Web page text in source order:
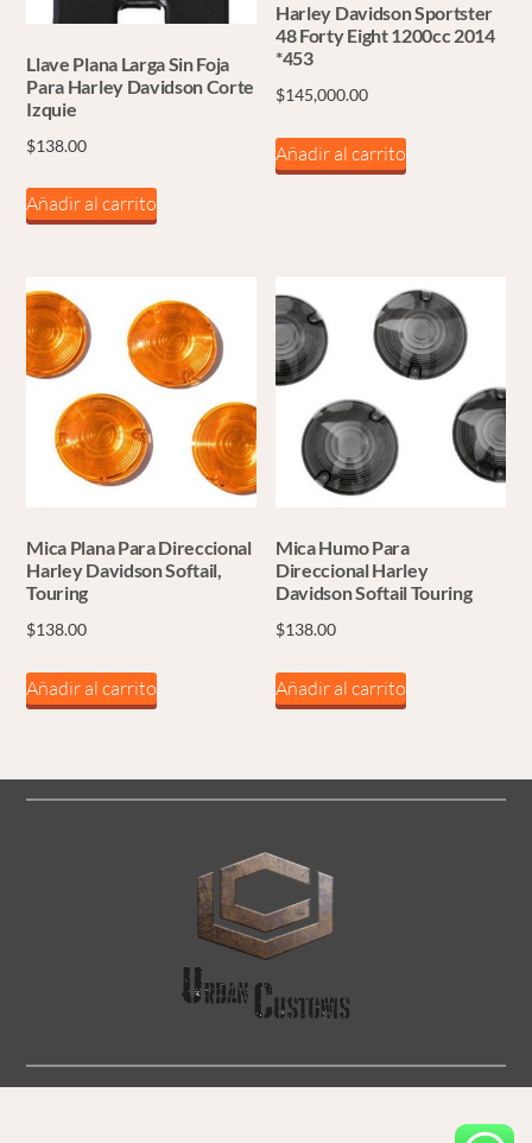
Llave Plana Larga Sin Foja
Para Harley Davidson Corte
Izquie
$138.00
Añadir al carrito
Harley Davidson Sportster
48 Forty Eight 1200cc 2014
*453
$145,000.00
Añadir al carrito
Mica Plana Para Direccional
Harley Davidson Softail,
Touring
$138.00
Añadir al carrito
Mica Humo Para
Direccional Harley
Davidson Softail Touring
$138.00
Añadir al carrito